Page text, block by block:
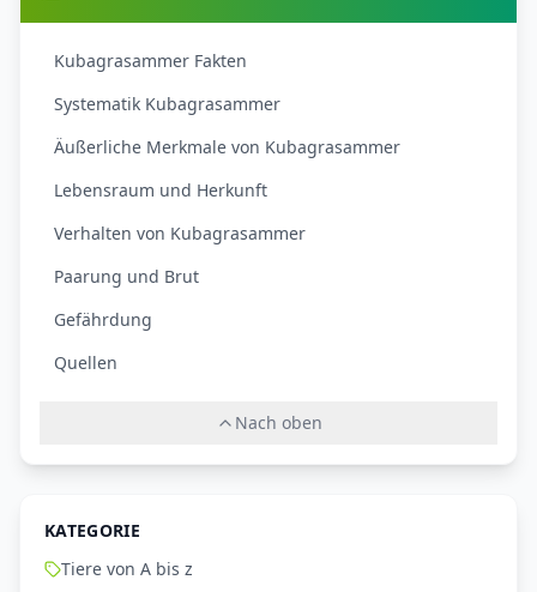
Kubagrasammer Fakten
Systematik Kubagrasammer
Äußerliche Merkmale von Kubagrasammer
Lebensraum und Herkunft
Verhalten von Kubagrasammer
Paarung und Brut
Gefährdung
Quellen
Nach oben
KATEGORIE
Tiere von A bis z